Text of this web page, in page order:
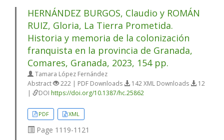
HERNÁNDEZ BURGOS, Claudio y ROMÁN
RUIZ, Gloria, La Tierra Prometida.
Historia y memoria de la colonización
franquista en la provincia de Granada,
Comares, Granada, 2023, 154 pp.
Tamara López Fernández
Abstract
222 | PDF Downloads 142 XML Downloads
12
|
DOI https://doi.org/10.1387/hc.25862
PDF XML
Page 1119-1121